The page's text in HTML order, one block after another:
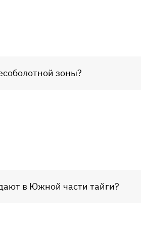
зоны?
в Южной части тайги?